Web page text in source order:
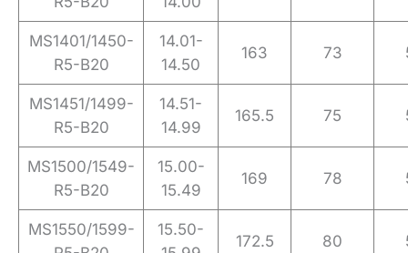
MS1401/1450-
R5-B20
14.01-
14.50
163 73
MS1451/1499-
R5-B20
14.51-
14.99
165.5 75
MS1500/1549-
R5-B20
15.00-
15.49
169 78
MS1550/1599-
15.50-
172.5 80